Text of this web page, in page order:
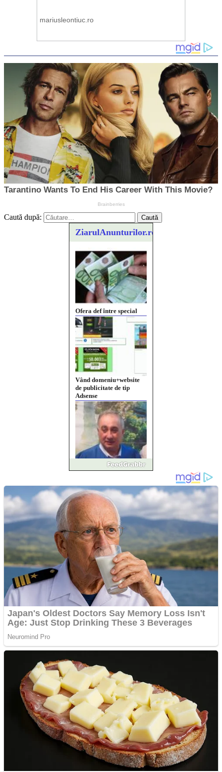
Caută după:
ZiarulAnunturilor.ro
Ofera def între special
Vând domeniu+website
de publicitate de tip
Adsense
Pastorul Liviu Radu a
trecut la Domnul
Anchetă incendiară la
Gherla, polițist acuzat de
abuz în serviciu
Covid-19: 755 de cazuri
pentru freze cu laser fără
metale
Răcitor de apă CW5000
pentru freze cu laser fără
metale